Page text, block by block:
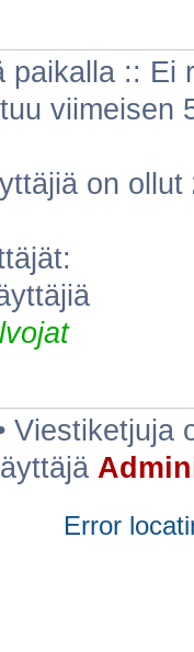
paikalla :: Ei
viimeisen
on ollut
Viestiketjuja
Error